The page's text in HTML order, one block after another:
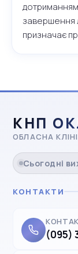
дотриманням
завершення
призначає
КНП
ОБЛАСНА
Сьогодні
КОНТАКТИ
(095)